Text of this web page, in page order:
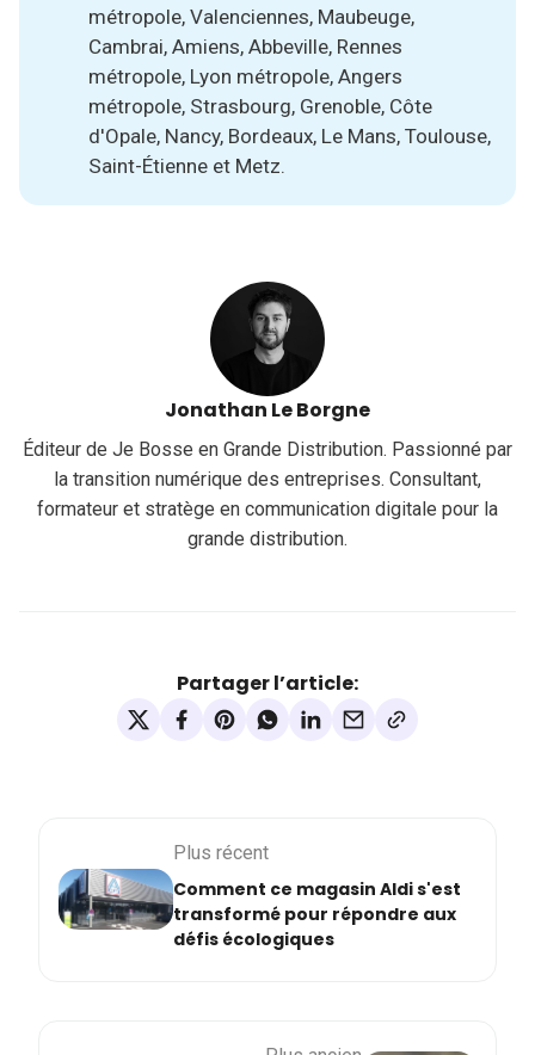
métropole, Valenciennes, Maubeuge,
Cambrai, Amiens, Abbeville, Rennes
métropole, Lyon métropole, Angers
métropole, Strasbourg, Grenoble, Côte
d'Opale, Nancy, Bordeaux, Le Mans, Toulouse,
Saint-Étienne et Metz.
Jonathan Le Borgne
Éditeur de Je Bosse en Grande Distribution. Passionné par
la transition numérique des entreprises. Consultant,
formateur et stratège en communication digitale pour la
grande distribution.
Partager l’article:
Plus récent
Comment ce magasin Aldi s'est
transformé pour répondre aux
défis écologiques